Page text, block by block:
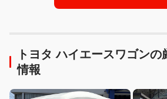
トヨタ ハイエースワゴン
情報